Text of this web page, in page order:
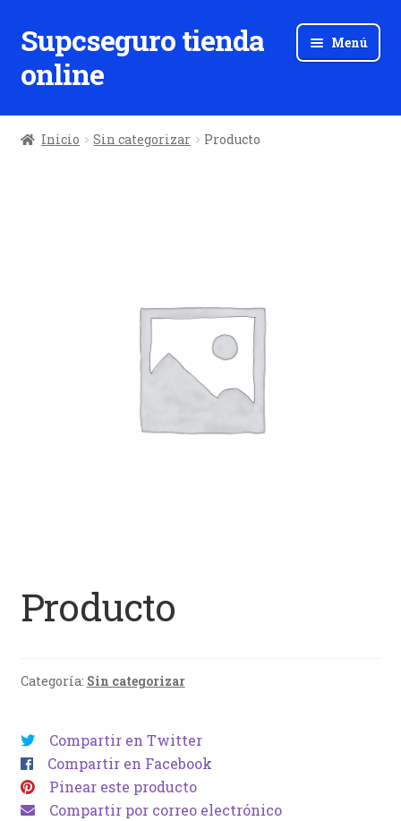
Ir
a
la
Ir
al
contenido
Supcseguro tienda
online
Menú
Inicio Sin categorizar Producto
Producto
Categoría: Sin categorizar
Compartir en Twitter
Compartir en Facebook
Pinear este producto
Compartir por correo electrónico